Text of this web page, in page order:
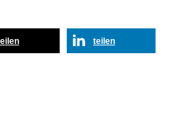
teilen